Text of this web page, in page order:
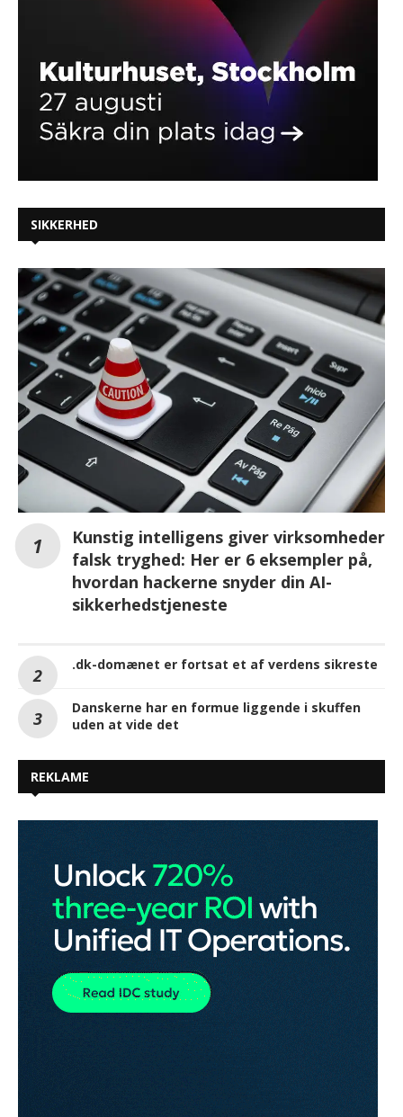
SIKKERHED
Kunstig intelligens giver virksomheder
falsk tryghed: Her er 6 eksempler på,
hvordan hackerne snyder din AI-
sikkerhedstjeneste
.dk-domænet er fortsat et af verdens sikreste
Danskerne har en formue liggende i skuffen
uden at vide det
REKLAME